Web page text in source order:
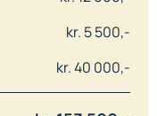
kr. 5 500,-
kr. 40 000,-